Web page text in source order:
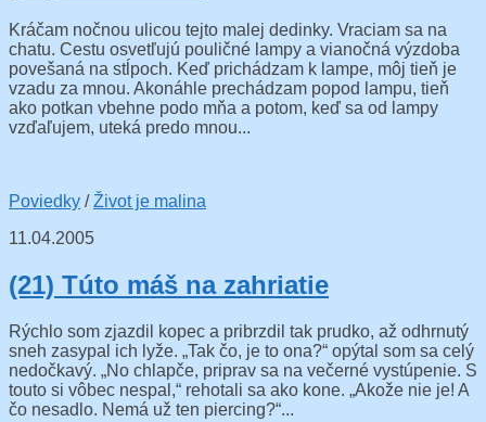
Kráčam nočnou ulicou tejto malej dedinky. Vraciam sa na
chatu. Cestu osvetľujú pouličné lampy a vianočná výzdoba
povešaná na stĺpoch. Keď prichádzam k lampe, môj tieň je
vzadu za mnou. Akonáhle prechádzam popod lampu, tieň
ako potkan vbehne podo mňa a potom, keď sa od lampy
vzďaľujem, uteká predo mnou...
Poviedky /Život je malina
11.04.2005
(21) Túto máš na zahriatie
Rýchlo som zjazdil kopec a pribrzdil tak prudko, až odhrnutý
sneh zasypal ich lyže. „Tak čo, je to ona?“ opýtal som sa celý
nedočkavý. „No chlapče, priprav sa na večerné vystúpenie. S
touto si vôbec nespal,“ rehotali sa ako kone. „Akože nie je! A
čo nesadlo. Nemá už ten piercing?“...